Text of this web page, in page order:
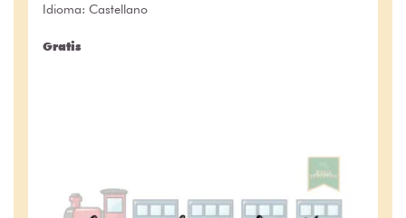
Idioma: Castellano
Gratis